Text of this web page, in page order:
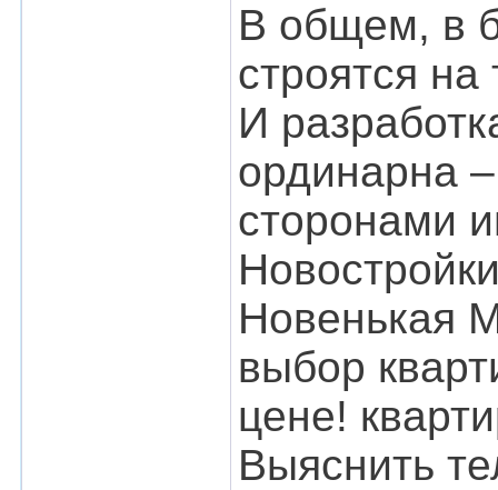
В общем, в
строятся на
И
ординарна
сторонами
Новенькая
выбор
цене!
Выяснить